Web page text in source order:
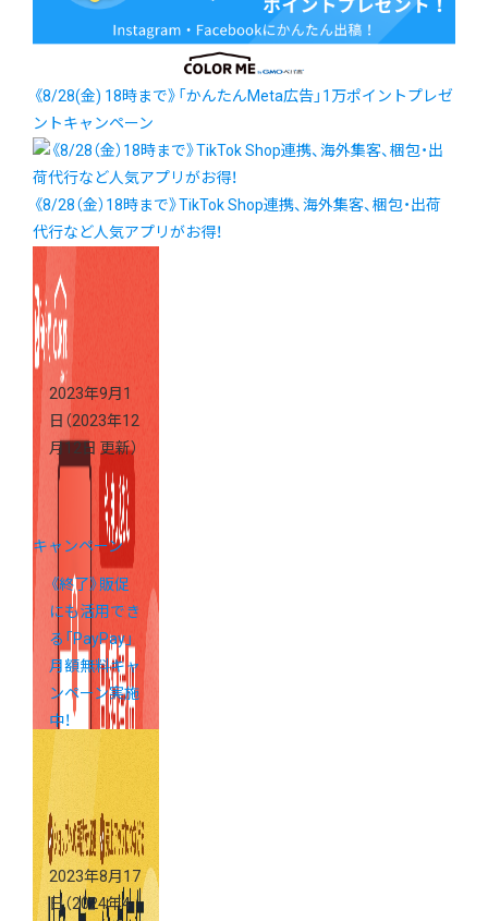
《8/28(金) 18時まで》「かんたんMeta広告」1万ポイントプレゼ
ントキャンペーン
《8/28（金）18時まで》TikTok Shop連携、海外集客、梱包・出荷
代行など人気アプリがお得！
2023年9月1
日 （2023年12
月12日 更新）
キャンペーン
《終了》販促
にも活用でき
る「PayPay」
月額無料キャ
ンペーン実施
中！
2023年8月17
日（2024年4